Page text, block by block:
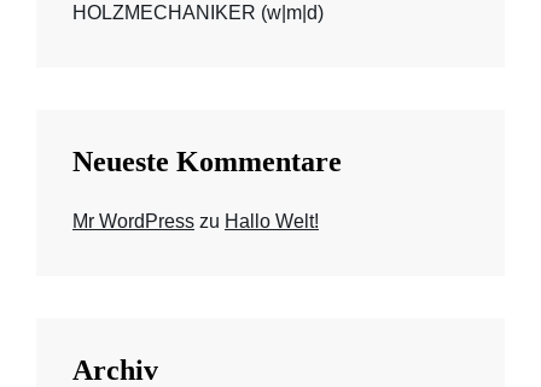
HOLZMECHANIKER (w|m|d)
Neueste Kommentare
Mr WordPress zu Hallo Welt!
Archiv